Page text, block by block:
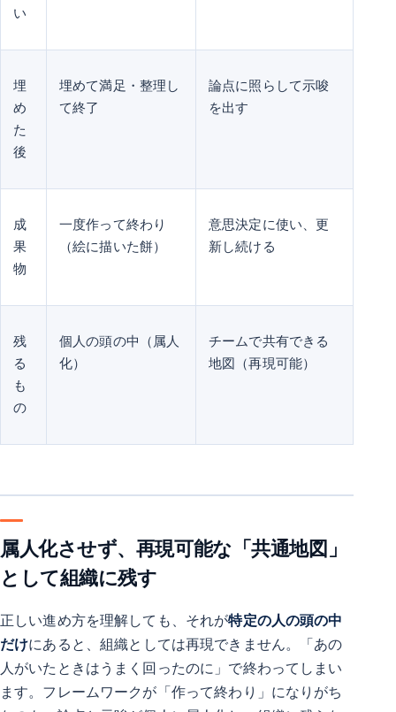
い
埋
め
た
後
埋めて満足・整理し
て終了
論点に照らして示唆
を出す
成
果
物
一度作って終わり
（絵に描いた餅）
意思決定に使い、更
新し続ける
残
る
も
の
個人の頭の中（属人
化）
チームで共有できる
地図（再現可能）
属人化させず、再現可能な「共通地図」
として組織に残す
正しい進め方を理解しても、それが特定の人の頭の中
だけにあると、組織としては再現できません。「あの
人がいたときはうまく回ったのに」で終わってしまい
ます。フレームワークが「作って終わり」になりがち